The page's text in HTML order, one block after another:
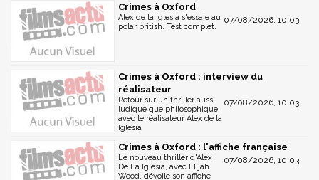
Crimes à Oxford
07/08/2026, 10:03
Alex de la Iglesia s'essaie au
polar british. Test complet.
Crimes à Oxford : interview du
réalisateur
07/08/2026, 10:03
Retour sur un thriller aussi
ludique que philosophique
avec le réalisateur Alex de la
Iglesia
Crimes à Oxford : l'affiche française
07/08/2026, 10:03
Le nouveau thriller d'Alex
De La Iglesia, avec Elijah
Wood, dévoile son affiche